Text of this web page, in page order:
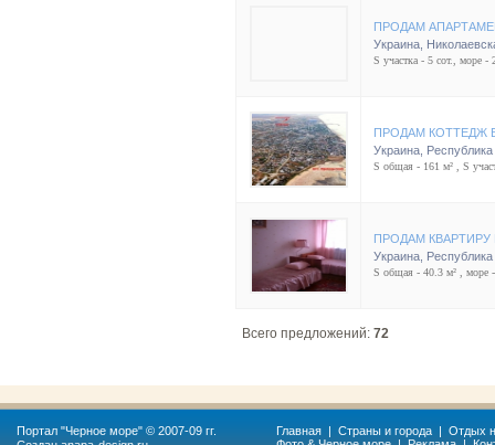
ПРОДАМ
Украина
S участка - 5 сот., море -
ПРОДАМ КОТТЕДЖ
Украина
S общая - 161 м² , S
ПРОДАМ
Украина
S общая - 40.3 м² , море
Всего предложений: 72
Портал "Черное море" © 2007-09 гг.
Главная | Страны и города | Отдых